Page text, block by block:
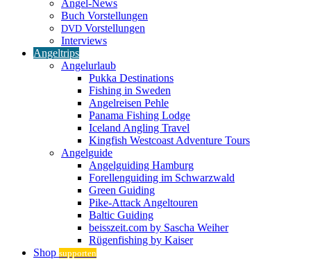
Angel-News
Buch Vorstellungen
DVD Vorstellungen
Interviews
Angeltrips
Angelurlaub
Pukka Destinations
Fishing in Sweden
Angelreisen Pehle
Panama Fishing Lodge
Iceland Angling Travel
Kingfish Westcoast Adventure Tours
Angelguide
Angelguiding Hamburg
Forellenguiding im Schwarzwald
Green Guiding
Pike-Attack Angeltouren
Baltic Guiding
beisszeit.com by Sascha Weiher
Rügenfishing by Kaiser
Shop supporten